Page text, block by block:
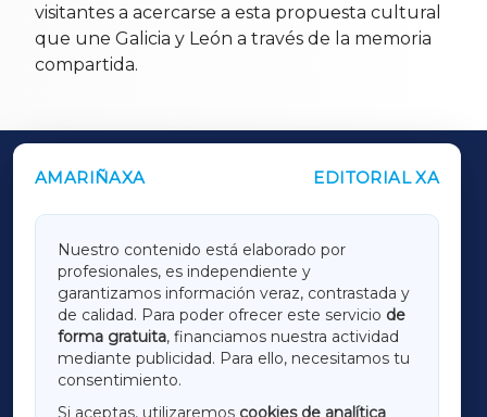
visitantes a acercarse a esta propuesta cultural
que une Galicia y León a través de la memoria
compartida.
AMARIÑAXA EDITORIAL XA
Nuestro contenido está elaborado por
profesionales, es independiente y
garantizamos información veraz, contrastada y
de calidad. Para poder ofrecer este servicio de
forma gratuita, financiamos nuestra actividad
mediante publicidad. Para ello, necesitamos tu
consentimiento.
Si aceptas, utilizaremos cookies de analítica
OUTROS PERIÓDICOS
LUGOXA
TERRACHAXA